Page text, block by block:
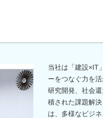
当社は「建設×IT
ーをつなぐ力を
研究開発、社会
積された課題解
は、多様なビジ